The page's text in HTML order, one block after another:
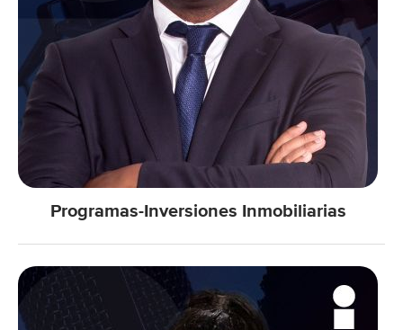
Programas-Inversiones Inmobiliarias